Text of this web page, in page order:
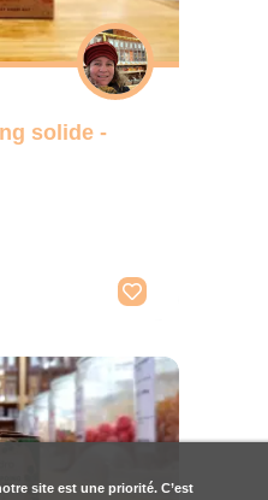
solide -
site est une priorité. C’est